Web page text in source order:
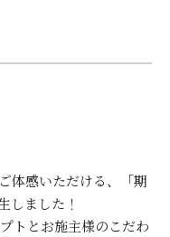
体感いただける、
「期
しました！
トとお施主様のこだわ